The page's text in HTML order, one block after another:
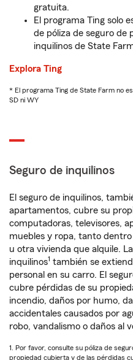
gratuita.
El programa Ting solo
de póliza de seguro de
inquilinos de State
Explora Ting
* El programa Ting de State Farm no
SD ni WY
Seguro de inquilinos
El seguro de inquilinos,
apartamentos, cubre su
computadoras, televisores,
muebles y ropa, tanto
u otra vivienda que alquile.
inquilinos1 también se
personal en su carro. El
cubre pérdidas de su
incendio, daños por humo,
accidentales causados por
robo, vandalismo o daños al
1. Por favor, consulte su póliza de
propiedad cubierta y de las pérdidas